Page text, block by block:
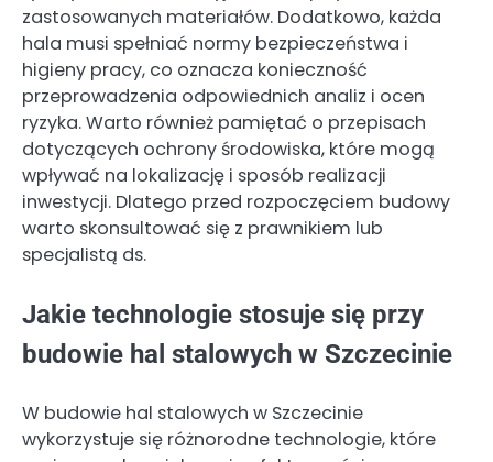
zastosowanych materiałów. Dodatkowo, każda
hala musi spełniać normy bezpieczeństwa i
higieny pracy, co oznacza konieczność
przeprowadzenia odpowiednich analiz i ocen
ryzyka. Warto również pamiętać o przepisach
dotyczących ochrony środowiska, które mogą
wpływać na lokalizację i sposób realizacji
inwestycji. Dlatego przed rozpoczęciem budowy
warto skonsultować się z prawnikiem lub
specjalistą ds.
Jakie technologie stosuje się przy
budowie hal stalowych w Szczecinie
W budowie hal stalowych w Szczecinie
wykorzystuje się różnorodne technologie, które